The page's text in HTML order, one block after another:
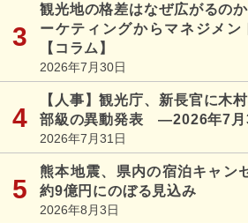
観光地の格差はなぜ広がるの
ーケティングからマネジメン
【コラム】
2026年7月30日
【人事】観光庁、新長官に木
部級の異動発表 ―2026年7月
2026年7月31日
熊本地震、県内の宿泊キャン
約9億円にのぼる見込み
2026年8月3日